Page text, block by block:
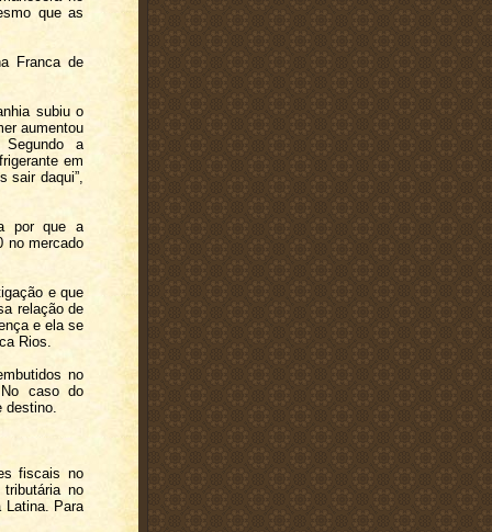
que as
Franca de
subiu o
aumentou
a
em
sair daqui”,
por que a
no mercado
e que
relação de
e ela se
Rios.
no
caso do
destino.
fiscais no
no
Latina. Para